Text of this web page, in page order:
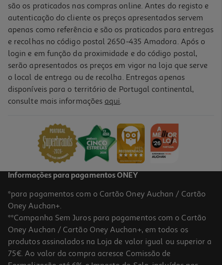
Gengibre Provida Em Pó Bio 100g
são os praticados nas compras online. Antes do registo e
autenticação do cliente os preços apresentados servem
apenas como referência e são os praticados para entregas
e recolhas no código postal 2650-435 Amadora. Após o
login e em função da proximidade e do código postal,
serão apresentados os preços em vigor na loja que serve
o local de entrega ou de recolha. Entregas apenas
disponíveis para o território de Portugal continental,
consulte mais informações aqui.
Informações para pagamentos ONEY
*para pagamentos com o Cartão Oney Auchan / Cartão
Oney Auchan+.
**Campanha Sem Juros para pagamentos com o Cartão
Oney Auchan / Cartão Oney Auchan+, em todos os
produtos assinalados na Loja de valor igual ou superior a
75€. Ao valor da compra acresce Comissão de